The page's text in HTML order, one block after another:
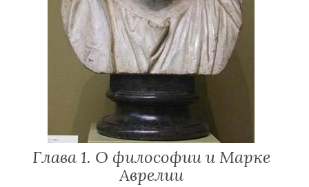
Глава 1. О философии и Марке
Аврелии